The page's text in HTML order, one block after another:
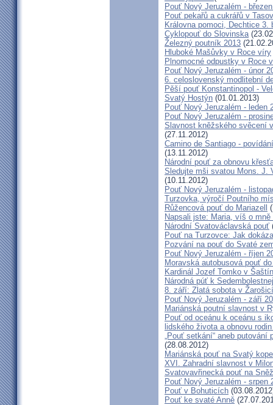
Pouť Nový Jeruzalém -
Pouť pekařů a cukrářů v
Královna pomoci, Dechtice
Cyklopouť do Slovinska
Železný poutník 2013
Hluboké Mašůvky v Roce víry
Plnomocné odpustky v Roce
Pouť Nový Jeruzalém - únor
6. celoslovenský modlitební
Pěší pouť Konstantinopol -
Svatý Hostýn (01.01.2013)
Pouť Nový Jeruzalém - leden
Pouť Nový Jeruzalém -
Slavnost kněžského svěcení
(27.11.2012)
Camino de Santiago -
(13.11.2012)
Národní pouť za obnovu
Sledujte mši svatou Mons. J.
(10.11.2012)
Pouť Nový Jeruzalém -
Turzovka, výročí Poutního
Růžencová pouť do Mariazell
Napsali jste: Maria, víš o mně
Národní Svatováclavská pouť
Pouť na Turzovce: Jak
Pozvání na pouť do Svaté
Pouť Nový Jeruzalém - říjen
Moravská autobusová pouť
Kardinál Jozef Tomko v
Národná púť k
8. září: Zlatá sobota v
Pouť Nový Jeruzalém - září
Mariánská poutní slavnost v
Pouť od oceánu k oceánu s
lidského života a obnovu
„Pouť setkání“ aneb putování
(28.08.2012)
Mariánská pouť na Svatý
XVI. Zahradní slavnost v
Svatovavřinecká pouť na
Pouť Nový Jeruzalém - srpen
Pouť v Bohuticích
Pouť ke svaté Anně